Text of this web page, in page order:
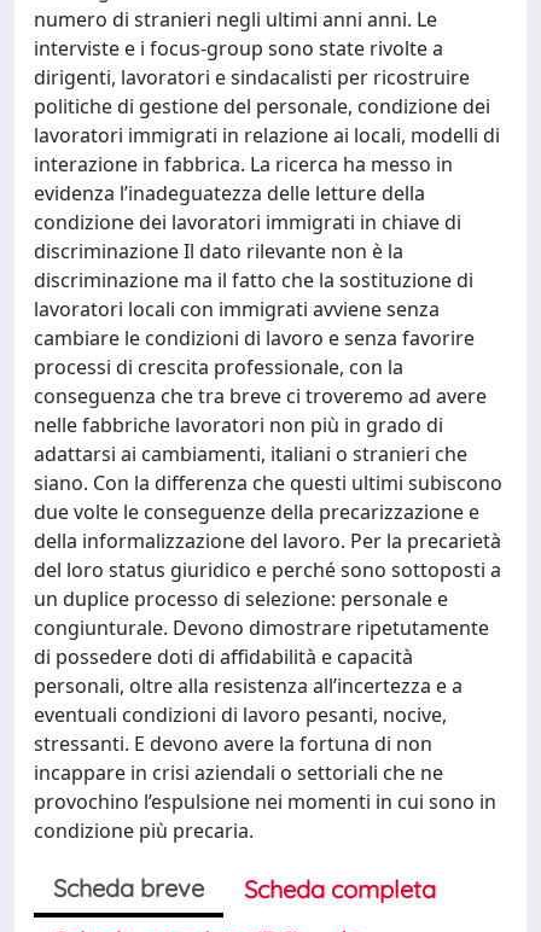
numero di stranieri negli ultimi anni anni. Le
interviste e i focus-group sono state rivolte a
dirigenti, lavoratori e sindacalisti per ricostruire
politiche di gestione del personale, condizione dei
lavoratori immigrati in relazione ai locali, modelli di
interazione in fabbrica. La ricerca ha messo in
evidenza l’inadeguatezza delle letture della
condizione dei lavoratori immigrati in chiave di
discriminazione Il dato rilevante non è la
discriminazione ma il fatto che la sostituzione di
lavoratori locali con immigrati avviene senza
cambiare le condizioni di lavoro e senza favorire
processi di crescita professionale, con la
conseguenza che tra breve ci troveremo ad avere
nelle fabbriche lavoratori non più in grado di
adattarsi ai cambiamenti, italiani o stranieri che
siano. Con la differenza che questi ultimi subiscono
due volte le conseguenze della precarizzazione e
della informalizzazione del lavoro. Per la precarietà
del loro status giuridico e perché sono sottoposti a
un duplice processo di selezione: personale e
congiunturale. Devono dimostrare ripetutamente
di possedere doti di affidabilità e capacità
personali, oltre alla resistenza all’incertezza e a
eventuali condizioni di lavoro pesanti, nocive,
stressanti. E devono avere la fortuna di non
incappare in crisi aziendali o settoriali che ne
provochino l’espulsione nei momenti in cui sono in
condizione più precaria.
Scheda breve
Scheda completa